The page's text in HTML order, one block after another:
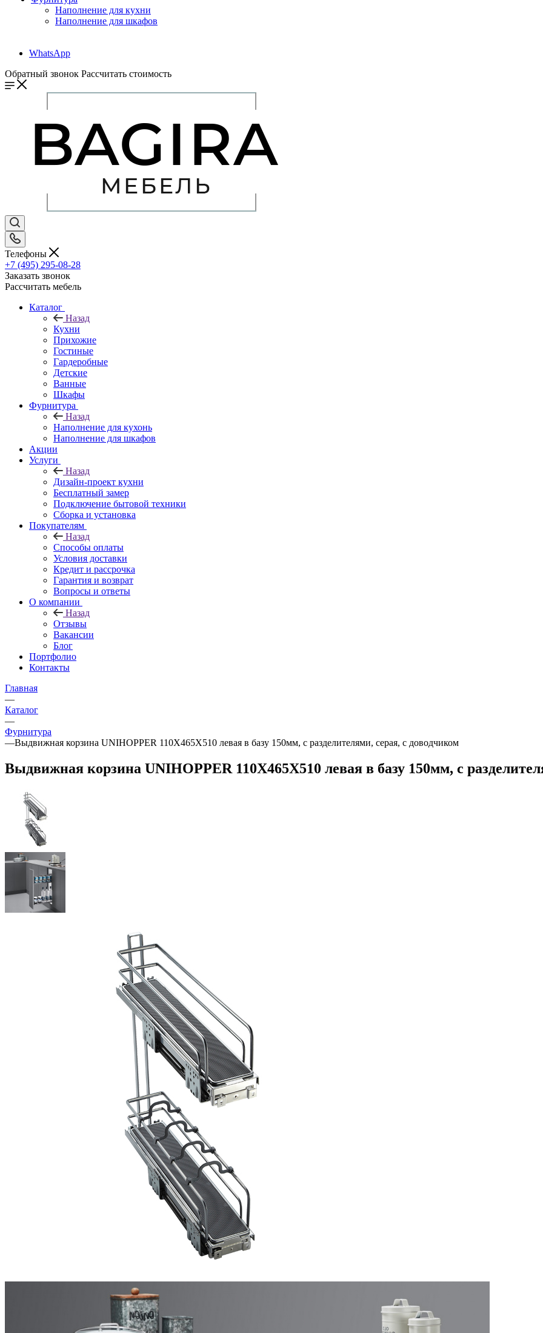
Наполнение для кухни
Наполнение для шкафов
WhatsApp
Обратный звонок Рассчитать стоимость
Телефоны
+7 (495) 295-08-28
Заказать звонок
Рассчитать мебель
Каталог
Назад
Кухни
Прихожие
Гостиные
Гардеробные
Детские
Ванные
Шкафы
Фурнитура
Назад
Наполнение для кухонь
Наполнение для шкафов
Акции
Услуги
Назад
Дизайн-проект кухни
Бесплатный замер
Подключение бытовой техники
Сборка и установка
Покупателям
Назад
Способы оплаты
Условия доставки
Кредит и рассрочка
Гарантия и возврат
Вопросы и ответы
О компании
Назад
Отзывы
Вакансии
Блог
Портфолио
Контакты
Главная
—
Каталог
—
Фурнитура
—Выдвижная корзина UNIHOPPER 110Х465Х510 левая в базу 150мм, с разделителями, серая, с доводчиком
Выдвижная корзина UNIHOPPER 110Х465Х510 левая в базу 150мм, с